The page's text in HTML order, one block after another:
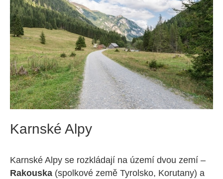
Karnské Alpy
Karnské Alpy se rozkládají na území dvou zemí –
Rakouska (spolkové země Tyrolsko, Korutany) a